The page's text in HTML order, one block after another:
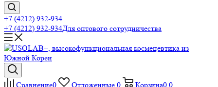
+7 (4212) 932-934
+7 (4212) 932-934Для оптового сотрудничества
Сравнение0 Отложенные 0 Корзина0 0